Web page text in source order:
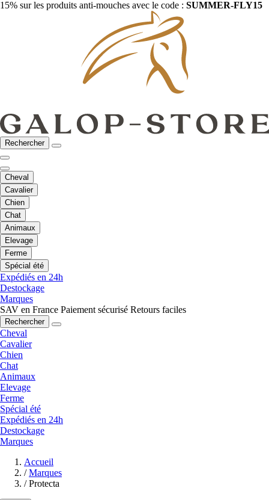
15% sur les produits anti-mouches avec le code : SUMMER-FLY15
Rechercher
Cheval
Cavalier
Chien
Chat
Animaux
Elevage
Ferme
Spécial été
Expédiés en 24h
Destockage
Marques
SAV en France Paiement sécurisé Retours faciles
Rechercher
Cheval
Cavalier
Chien
Chat
Animaux
Elevage
Ferme
Spécial été
Expédiés en 24h
Destockage
Marques
Accueil
/ Marques
/ Protecta